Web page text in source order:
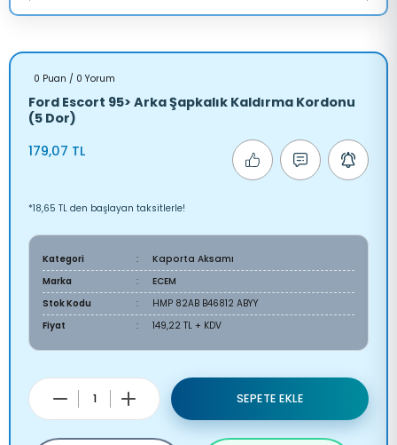
0 Puan / 0 Yorum
Ford Escort 95> Arka Şapkalık Kaldırma Kordonu
(5 Dor)
179,07 TL
*18,65 TL den başlayan taksitlerle!
Kategori
Kaporta Aksamı
Marka
ECEM
Stok Kodu
HMP 82AB B46812 ABYY
Fiyat
149,22 TL + KDV
SEPETE EKLE